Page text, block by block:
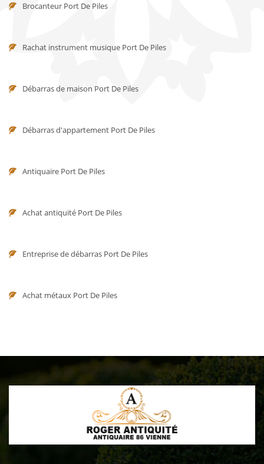
Brocanteur Port De Piles
Rachat instrument musique Port De Piles
Débarras de maison Port De Piles
Débarras d'appartement Port De Piles
Antiquaire Port De Piles
Achat antiquité Port De Piles
Entreprise de débarras Port De Piles
Achat métaux Port De Piles